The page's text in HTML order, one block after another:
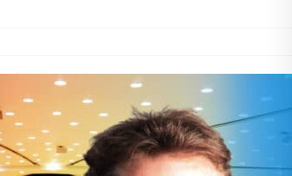
CDU & Ampel
der Wahl wieder
einfliegen: Zeit für
Asylmoratorium!